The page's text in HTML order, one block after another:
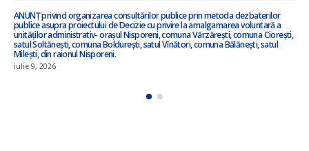
ANUNȚ – în atenția locuitorilor satului Ciorești ! !!!
iunie 23, 2026